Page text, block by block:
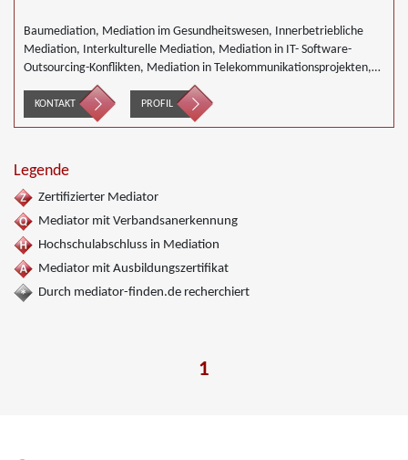
Baumediation, Mediation im Gesundheitswesen, Innerbetriebliche
Mediation, Interkulturelle Mediation, Mediation in IT- Software-
Outsourcing-Konflikten, Mediation in Telekommunikationsprojekten,
Mediation von Generationskonflikten, Mediation im öffentlichen
Bereich, Mediation bei Team- und Gruppenkonflikten, Mediation von
Unternehmensnachfolgen, Nachbarschaftsmediation, Schulmediation,
KONTAKT PROFIL
Legende
Zertifizierter Mediator
Mediator mit Verbandsanerkennung
Hochschulabschluss in Mediation
Mediator mit Ausbildungszertifikat
Durch mediator-finden.de recherchiert
1